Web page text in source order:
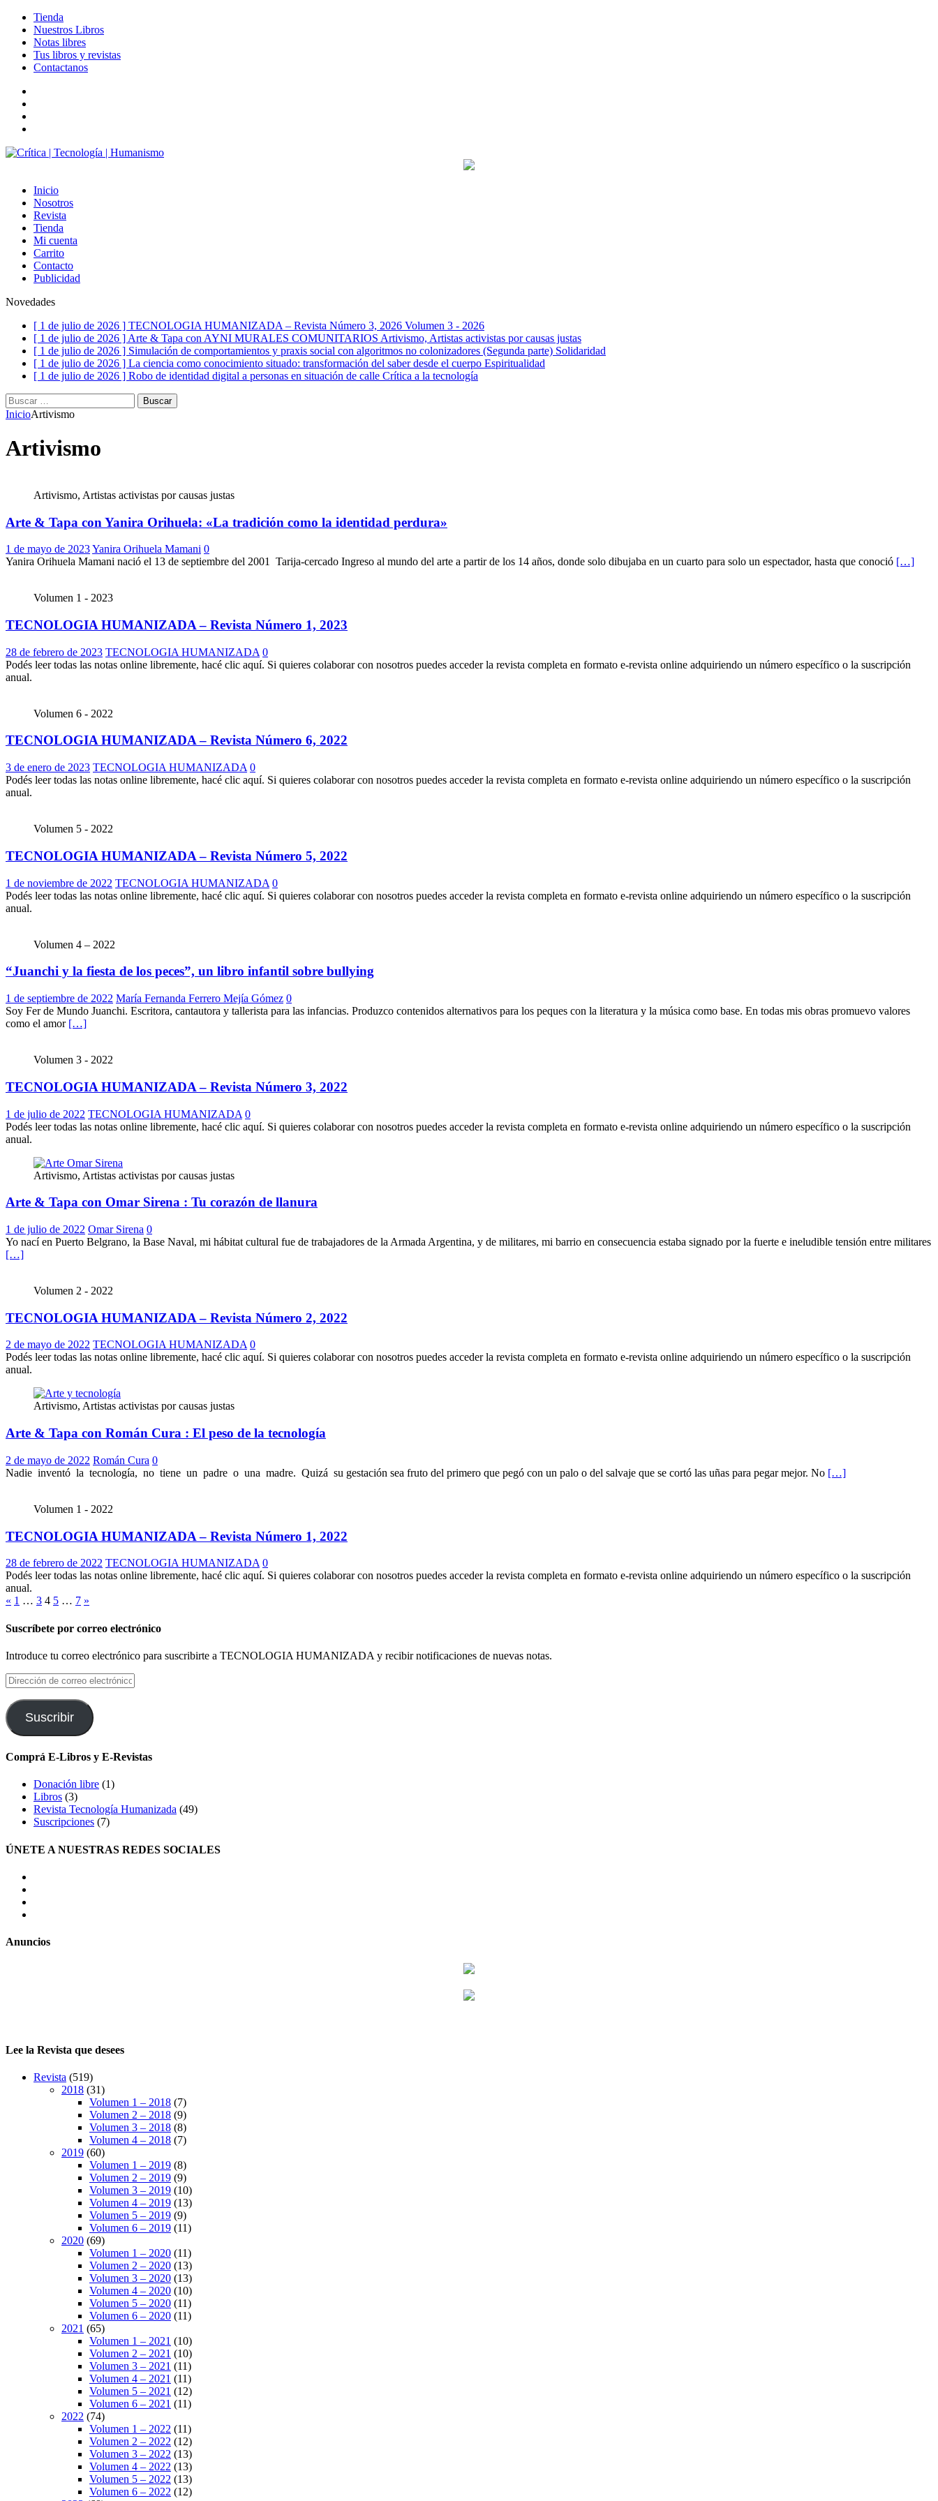
Tienda
Nuestros Libros
Notas libres
Tus libros y revistas
Contactanos
Inicio
Nosotros
Revista
Tienda
Mi cuenta
Carrito
Contacto
Publicidad
Novedades
[ 1 de julio de 2026 ] TECNOLOGIA HUMANIZADA – Revista Número 3, 2026 Volumen 3 - 2026
[ 1 de julio de 2026 ] Arte & Tapa con AYNI MURALES COMUNITARIOS Artivismo, Artistas activistas por causas justas
[ 1 de julio de 2026 ] Simulación de comportamientos y praxis social con algoritmos no colonizadores (Segunda parte) Solidaridad
[ 1 de julio de 2026 ] La ciencia como conocimiento situado: transformación del saber desde el cuerpo Espiritualidad
[ 1 de julio de 2026 ] Robo de identidad digital a personas en situación de calle Crítica a la tecnología
Buscar:
InicioArtivismo
Artivismo
Artivismo, Artistas activistas por causas justas
Arte & Tapa con Yanira Orihuela: «La tradición como la identidad perdura»
1 de mayo de 2023Yanira Orihuela Mamani 0
Yanira Orihuela Mamani nació el 13 de septiembre del 2001 Tarija-cercado Ingreso al mundo del arte a partir de los 14 años, donde solo dibujaba en un cuarto para solo un espectador, hasta que conoció […]
Volumen 1 - 2023
TECNOLOGIA HUMANIZADA – Revista Número 1, 2023
28 de febrero de 2023 TECNOLOGIA HUMANIZADA 0
Podés leer todas las notas online libremente, hacé clic aquí. Si quieres colaborar con nosotros puedes acceder la revista completa en formato e-revista online adquiriendo un número específico o la suscripción
anual.
Volumen 6 - 2022
TECNOLOGIA HUMANIZADA – Revista Número 6, 2022
3 de enero de 2023 TECNOLOGIA HUMANIZADA 0
Podés leer todas las notas online libremente, hacé clic aquí. Si quieres colaborar con nosotros puedes acceder la revista completa en formato e-revista online adquiriendo un número específico o la suscripción
anual.
Volumen 5 - 2022
TECNOLOGIA HUMANIZADA – Revista Número 5, 2022
1 de noviembre de 2022 TECNOLOGIA HUMANIZADA 0
Podés leer todas las notas online libremente, hacé clic aquí. Si quieres colaborar con nosotros puedes acceder la revista completa en formato e-revista online adquiriendo un número específico o la suscripción
anual.
Volumen 4 – 2022
“Juanchi y la fiesta de los peces”, un libro infantil sobre bullying
1 de septiembre de 2022 María Fernanda Ferrero Mejía Gómez 0
Soy Fer de Mundo Juanchi. Escritora, cantautora y tallerista para las infancias. Produzco contenidos alternativos para los peques con la literatura y la música como base. En todas mis obras promuevo valores
como el amor […]
Volumen 3 - 2022
TECNOLOGIA HUMANIZADA – Revista Número 3, 2022
1 de julio de 2022 TECNOLOGIA HUMANIZADA 0
Podés leer todas las notas online libremente, hacé clic aquí. Si quieres colaborar con nosotros puedes acceder la revista completa en formato e-revista online adquiriendo un número específico o la suscripción
anual.
Artivismo, Artistas activistas por causas justas
Arte & Tapa con Omar Sirena : Tu corazón de llanura
1 de julio de 2022 Omar Sirena 0
Yo nací en Puerto Belgrano, la Base Naval, mi hábitat cultural fue de trabajadores de la Armada Argentina, y de militares, mi barrio en consecuencia estaba signado por la fuerte e ineludible tensión entre militares
[…]
Volumen 2 - 2022
TECNOLOGIA HUMANIZADA – Revista Número 2, 2022
2 de mayo de 2022 TECNOLOGIA HUMANIZADA 0
Podés leer todas las notas online libremente, hacé clic aquí. Si quieres colaborar con nosotros puedes acceder la revista completa en formato e-revista online adquiriendo un número específico o la suscripción
anual.
Artivismo, Artistas activistas por causas justas
Arte & Tapa con Román Cura : El peso de la tecnología
2 de mayo de 2022 Román Cura 0
Nadie inventó la tecnología, no tiene un padre o una madre. Quizá su gestación sea fruto del primero que pegó con un palo o del salvaje que se cortó las uñas para pegar mejor. No […]
Volumen 1 - 2022
TECNOLOGIA HUMANIZADA – Revista Número 1, 2022
28 de febrero de 2022 TECNOLOGIA HUMANIZADA 0
Podés leer todas las notas online libremente, hacé clic aquí. Si quieres colaborar con nosotros puedes acceder la revista completa en formato e-revista online adquiriendo un número específico o la suscripción
anual.
Paginación
de
« 1 … 3 4 5 … 7 »
Suscríbete por correo electrónico
Introduce tu correo electrónico para suscribirte a TECNOLOGIA HUMANIZADA y recibir notificaciones de nuevas notas.
Dirección
de
correo
electrónico
Suscribir
Comprá E-Libros y E-Revistas
Donación libre (1)
Libros (3)
Revista Tecnología Humanizada (49)
Suscripciones (7)
ÚNETE A NUESTRAS REDES SOCIALES
Anuncios
Lee la Revista que desees
Revista (519)
2018 (31)
Volumen 1 – 2018 (7)
Volumen 2 – 2018 (9)
Volumen 3 – 2018 (8)
Volumen 4 – 2018 (7)
2019 (60)
Volumen 1 – 2019 (8)
Volumen 2 – 2019 (9)
Volumen 3 – 2019 (10)
Volumen 4 – 2019 (13)
Volumen 5 – 2019 (9)
Volumen 6 – 2019 (11)
2020 (69)
Volumen 1 – 2020 (11)
Volumen 2 – 2020 (13)
Volumen 3 – 2020 (13)
Volumen 4 – 2020 (10)
Volumen 5 – 2020 (11)
Volumen 6 – 2020 (11)
2021 (65)
Volumen 1 – 2021 (10)
Volumen 2 – 2021 (10)
Volumen 3 – 2021 (11)
Volumen 4 – 2021 (11)
Volumen 5 – 2021 (12)
Volumen 6 – 2021 (11)
2022 (74)
Volumen 1 – 2022 (11)
Volumen 2 – 2022 (12)
Volumen 3 – 2022 (13)
Volumen 4 – 2022 (13)
Volumen 5 – 2022 (13)
Volumen 6 – 2022 (12)